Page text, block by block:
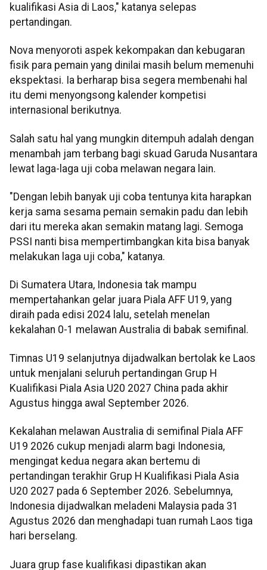
kualifikasi Asia di Laos," katanya selepas
pertandingan.
Nova menyoroti aspek kekompakan dan kebugaran
fisik para pemain yang dinilai masih belum memenuhi
ekspektasi. Ia berharap bisa segera membenahi hal
itu demi menyongsong kalender kompetisi
internasional berikutnya.
Salah satu hal yang mungkin ditempuh adalah dengan
menambah jam terbang bagi skuad Garuda Nusantara
lewat laga-laga uji coba melawan negara lain.
"Dengan lebih banyak uji coba tentunya kita harapkan
kerja sama sesama pemain semakin padu dan lebih
dari itu mereka akan semakin matang lagi. Semoga
PSSI nanti bisa mempertimbangkan kita bisa banyak
melakukan laga uji coba," katanya.
Di Sumatera Utara, Indonesia tak mampu
mempertahankan gelar juara Piala AFF U19, yang
diraih pada edisi 2024 lalu, setelah menelan
kekalahan 0-1 melawan Australia di babak semifinal.
Timnas U19 selanjutnya dijadwalkan bertolak ke Laos
untuk menjalani seluruh pertandingan Grup H
Kualifikasi Piala Asia U20 2027 China pada akhir
Agustus hingga awal September 2026.
Kekalahan melawan Australia di semifinal Piala AFF
U19 2026 cukup menjadi alarm bagi Indonesia,
mengingat kedua negara akan bertemu di
pertandingan terakhir Grup H Kualifikasi Piala Asia
U20 2027 pada 6 September 2026. Sebelumnya,
Indonesia dijadwalkan meladeni Malaysia pada 31
Agustus 2026 dan menghadapi tuan rumah Laos tiga
hari berselang.
Juara grup fase kualifikasi dipastikan akan